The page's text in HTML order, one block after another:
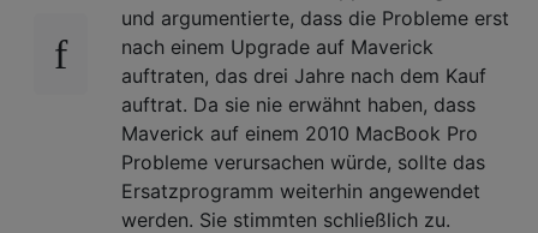
und argumentierte, dass die Probleme erst
nach einem Upgrade auf Maverick
auftraten, das drei Jahre nach dem Kauf
auftrat. Da sie nie erwähnt haben, dass
Maverick auf einem 2010 MacBook Pro
Probleme verursachen würde, sollte das
Ersatzprogramm weiterhin angewendet
werden. Sie stimmten schließlich zu.